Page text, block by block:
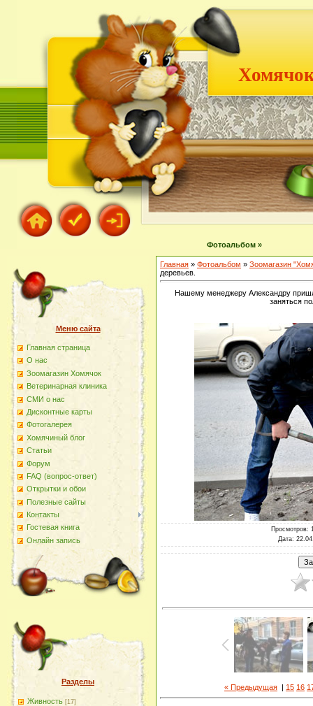
Фотоальбом »
Меню сайта
Главная страница
О наc
Зоомагазин Хомячок
Ветеринарная клиника
СМИ о нас
Дисконтные карты
Фотогалерея
Хомячиный блог
Статьи
Форум
FAQ (вопрос-ответ)
Открытки и обои
Полезные сайты
Контакты
Гостевая книга
Онлайн запись
Разделы
Живность [17]
Главная » Фотоальбом » Зоомагазин
деревьев.
Нашему менеджеру Александру
заняться
Просмотров:
Дата:
« Предыдущая | 15 16